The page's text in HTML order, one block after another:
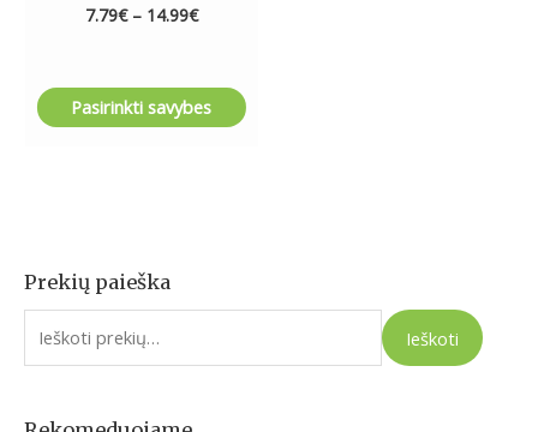
Prekių paieška
I
e
o
Ieškoti
7.79€ – 14.99€
Pasirinkti savybes